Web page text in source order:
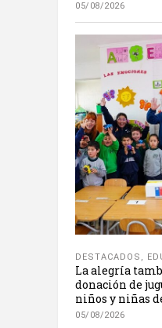
05/08/2026
DESTACADOS ,
La alegría
donación de
niños y niñas
05/08/2026